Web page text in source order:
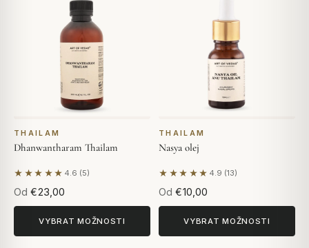
THAILAM
Dhanwantharam Thailam
★★★★★ 4.6 (5)
Na základě 5 hodnocení
Od €23,00
VYBRAT MOŽNOSTI
THAILAM
Nasya olej
★★★★★ 4.9 (13)
Na základě 13 hodnocení
Od €10,00
VYBRAT MOŽNOSTI